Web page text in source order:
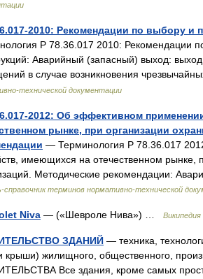
2010: Рекомендации по выбору и
Р 78.36.017 2010: Рекомендации
Аварийный (запасный) выход:
в случае возникновения
технической документации
2012: Об эффективном
рынке, при организации
— Терминология Р 78.36.017
имеющихся на отечественном рынке,
Методические рекомендации:
справочник терминов нормативно-технической
Niva — («Шевроле Нива») … Википедия
ЗДАНИЙ — техника,
крыши) жилищного, общественного,
Все здания, кроме самых